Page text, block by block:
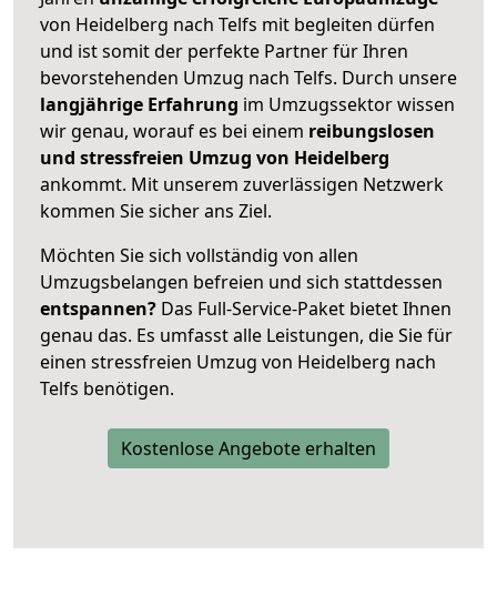
von Heidelberg nach Telfs mit begleiten dürfen
und ist somit der perfekte Partner für Ihren
bevorstehenden Umzug nach Telfs. Durch unsere
langjährige Erfahrung im Umzugssektor wissen
wir genau, worauf es bei einem reibungslosen
und stressfreien Umzug von Heidelberg
ankommt. Mit unserem zuverlässigen Netzwerk
kommen Sie sicher ans Ziel.
Möchten Sie sich vollständig von allen
Umzugsbelangen befreien und sich stattdessen
entspannen? Das Full-Service-Paket bietet Ihnen
genau das. Es umfasst alle Leistungen, die Sie für
einen stressfreien Umzug von Heidelberg nach
Telfs benötigen.
Kostenlose Angebote erhalten